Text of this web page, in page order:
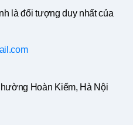
là đối tượng duy nhất của
Hoàn Kiếm, Hà Nội